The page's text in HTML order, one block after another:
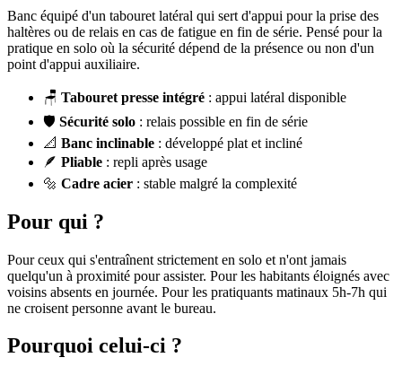
Banc équipé d'un tabouret latéral qui sert d'appui pour la prise des
haltères ou de relais en cas de fatigue en fin de série. Pensé pour la
pratique en solo où la sécurité dépend de la présence ou non d'un
point d'appui auxiliaire.
🪑 Tabouret presse intégré : appui latéral disponible
🛡️ Sécurité solo : relais possible en fin de série
📐 Banc inclinable : développé plat et incliné
🪶 Pliable : repli après usage
🔩 Cadre acier : stable malgré la complexité
Pour qui ?
Pour ceux qui s'entraînent strictement en solo et n'ont jamais
quelqu'un à proximité pour assister. Pour les habitants éloignés avec
voisins absents en journée. Pour les pratiquants matinaux 5h-7h qui
ne croisent personne avant le bureau.
Pourquoi celui-ci ?